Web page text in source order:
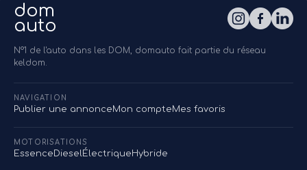
dom
auto
N°1 de l'auto dans les DOM, domauto fait partie du réseau
keldom.
NAVIGATION
Publier une annonceMon compteMes favoris
MOTORISATIONS
Essence DieselÉlectriqueHybride